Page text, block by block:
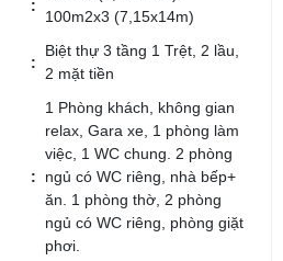
100m2x3 (7,15x14m)
Biệt thự 3 tầng 1 Trệt, 2 lầu,
2 mặt tiền
1 Phòng khách, không gian
relax, Gara xe, 1 phòng làm
việc, 1 WC chung. 2 phòng
ngủ có WC riêng, nhà bếp+
ăn. 1 phòng thờ, 2 phòng
ngủ có WC riêng, phòng giặt
phơi.